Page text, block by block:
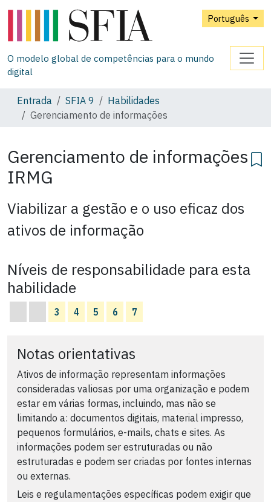
Português
O modelo global de competências para o mundo
digital
Entrada SFIA 9
Habilidades
Gerenciamento de informações
Gerenciamento de informações
IRMG
Viabilizar a gestão e o uso eficaz dos
ativos de informação
Níveis de responsabilidade para esta
habilidade
3 4 5 6 7
Notas orientativas
Ativos de informação representam informações
consideradas valiosas por uma organização e podem
estar em várias formas, incluindo, mas não se
limitando a: documentos digitais, material impresso,
pequenos formulários, e-mails, chats e sites. As
informações podem ser estruturadas ou não
estruturadas e podem ser criadas por fontes internas
ou externas.
Leis e regulamentações específicas podem exigir que